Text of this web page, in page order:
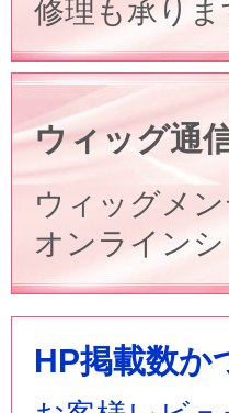
修理も承りま
ウィッグ通
ウィッグメ
オンライン
HP掲載数か